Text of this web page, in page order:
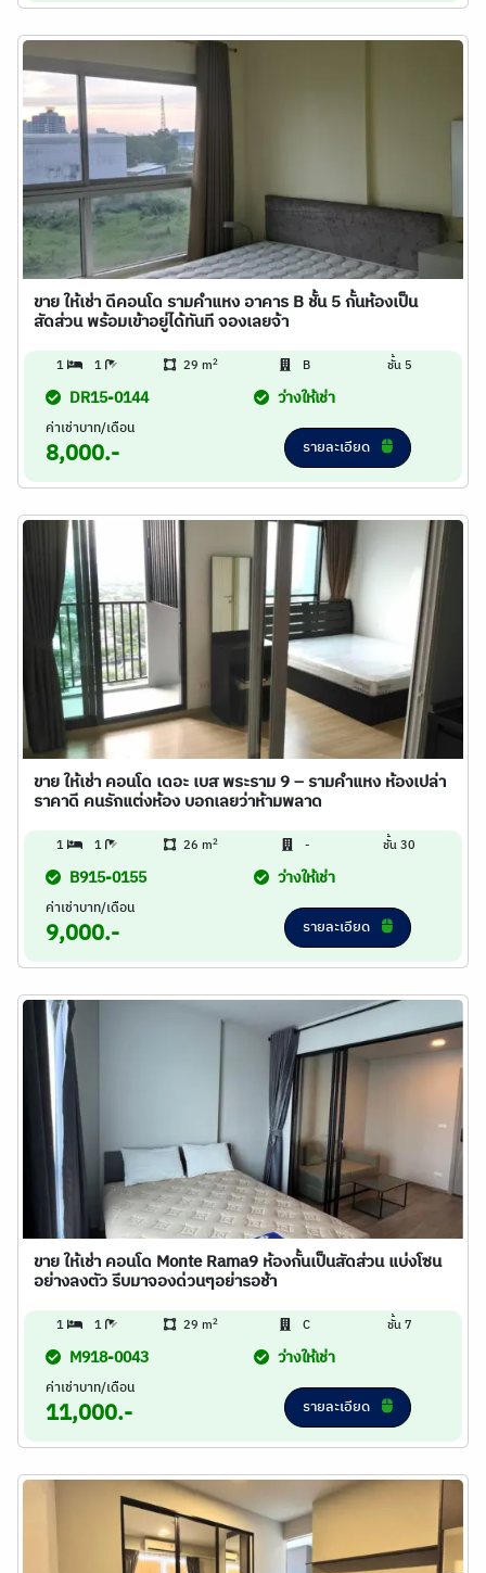
ขาย ให้เช่า ดีคอนโด รามคำแหง อาคาร B ชั้น 5 กั้นห้องเป็น
สัดส่วน พร้อมเข้าอยู่ได้ทันที จองเลยจ้า
1 1 29 m2 B ชั้น 5
DR15-0144 ว่างให้เช่า
ค่าเช่าบาท/เดือน
8,000.- รายละเอียด
ขาย ให้เช่า คอนโด เดอะ เบส พระราม 9 – รามคำแหง ห้องเปล่า
ราคาดี คนรักแต่งห้อง บอกเลยว่าห้ามพลาด
1 1 26 m2 - ชั้น 30
B915-0155 ว่างให้เช่า
ค่าเช่าบาท/เดือน
9,000.- รายละเอียด
ขาย ให้เช่า คอนโด Monte Rama9 ห้องกั้นเป็นสัดส่วน แบ่งโซน
อย่างลงตัว รีบมาจองด่วนๆอย่ารอช้า
1 1 29 m2 C ชั้น 7
M918-0043 ว่างให้เช่า
ค่าเช่าบาท/เดือน
11,000.- รายละเอียด